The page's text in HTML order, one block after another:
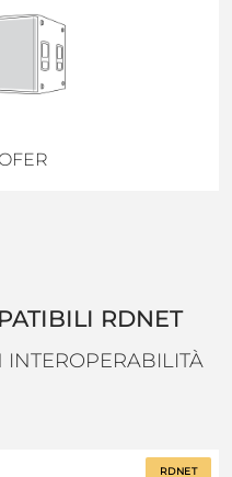
RDNET
INTEROPERABILITÀ
RDNET